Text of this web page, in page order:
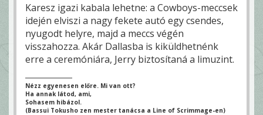
Karesz igazi kabala lehetne: a Cowboys-meccsek
idején elviszi a nagy fekete autó egy csendes,
nyugodt helyre, majd a meccs végén
visszahozza. Akár Dallasba is kiküldhetnénk
erre a ceremóniára, Jerry biztosítaná a limuzint.
Nézz egyenesen előre. Mi van ott?
Ha annak látod, ami,
Sohasem hibázol.
(Bassui Tokusho zen mester tanácsa a Line of Scrimmage-en)